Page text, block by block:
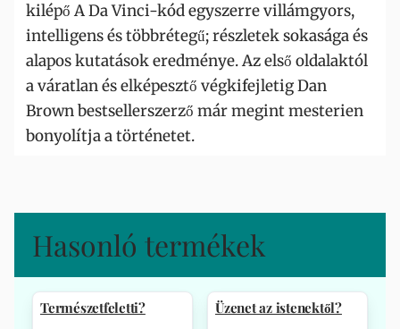
kilépő A Da Vinci-kód egyszerre villámgyors,
intelligens és többrétegű; részletek sokasága és
alapos kutatások eredménye. Az első oldalaktól
a váratlan és elképesztő végkifejletig Dan
Brown bestsellerszerző már megint mesterien
bonyolítja a történetet.
Hasonló termékek
Természetfeletti? Üzenet az istenektől?